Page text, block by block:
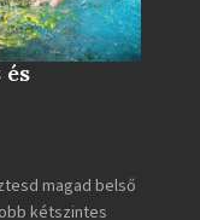
és
magad belső
kétszintes